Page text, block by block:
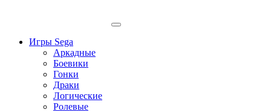
Игры Sega
Аркадные
Боевики
Гонки
Драки
Логические
Ролевые